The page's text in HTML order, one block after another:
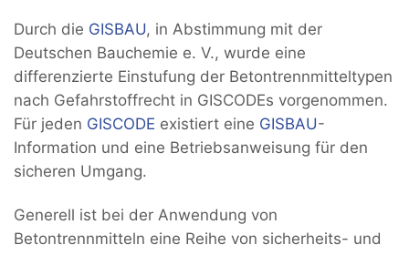
Durch die GISBAU, in Abstimmung mit der
Deutschen Bauchemie e. V., wurde eine
differenzierte Einstufung der Betontrennmitteltypen
nach Gefahrstoffrecht in GISCODEs vorgenommen.
Für jeden GISCODE existiert eine GISBAU-
Information und eine Betriebsanweisung für den
sicheren Umgang.
Generell ist bei der Anwendung von
Betontrennmitteln eine Reihe von sicherheits- und